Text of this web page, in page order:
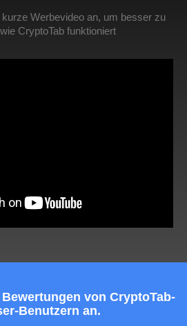
Werbevideo an, um besser zu
CryptoTab funktioniert
von CryptoTab-
Benutzern an.